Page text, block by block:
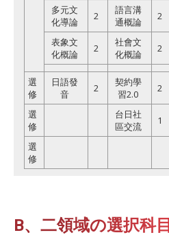
多元文
化導論
2
語言溝
通概論
2
表象文
化概論
2
社會文
化概論
2
選
修
日語發
音
2
契約學
習2.0
2
選
修
台日社
區交流
1
選
修
B、二領域の選択科目